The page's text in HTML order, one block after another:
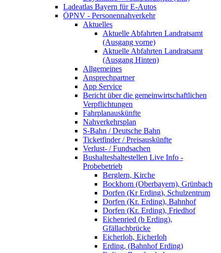
Ladeatlas Bayern für E-Autos
ÖPNV - Personennahverkehr
Aktuelles
Aktuelle Abfahrten Landratsamt
(Ausgang vorne)
Aktuelle Abfahrten Landratsamt
(Ausgang Hinten)
Allgemeines
Ansprechpartner
App Service
Bericht über die gemeinwirtschaftlichen
Verpflichtungen
Fahrplanauskünfte
Nahverkehrsplan
S-Bahn / Deutsche Bahn
Ticketfinder / Preisauskünfte
Verlust- / Fundsachen
Bushalteshaltestellen Live Info -
Probebetrieb
Berglern, Kirche
Bockhorn (Oberbayern), Grünbach
Dorfen (Kr Erding), Schulzentrum
Dorfen (Kr. Erding), Bahnhof
Dorfen (Kr. Erding), Friedhof
Eichenried (b Erding),
Gfällachbrücke
Eicherloh, Eicherloh
Erding, (Bahnhof Erding)